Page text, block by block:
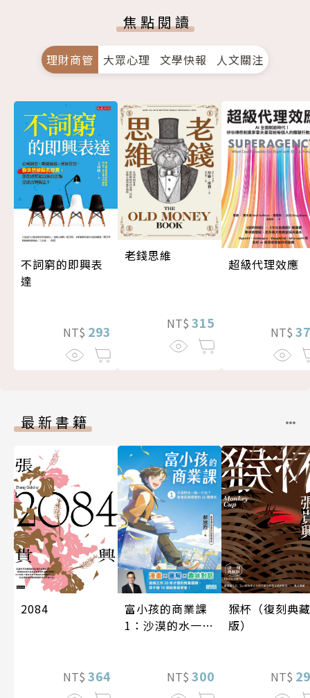
焦點閱讀
理財商管 大眾心理 文學快報 人文關注
不詞窮的即興表
達
NT$ 293
老錢思維
NT$ 315
超級代理效應
NT$
最新書籍
2084
NT$ 364
富小孩的商業課
1：沙漠的水一瓶
NT$ 300
猴杯（復刻典藏
版）
NT$